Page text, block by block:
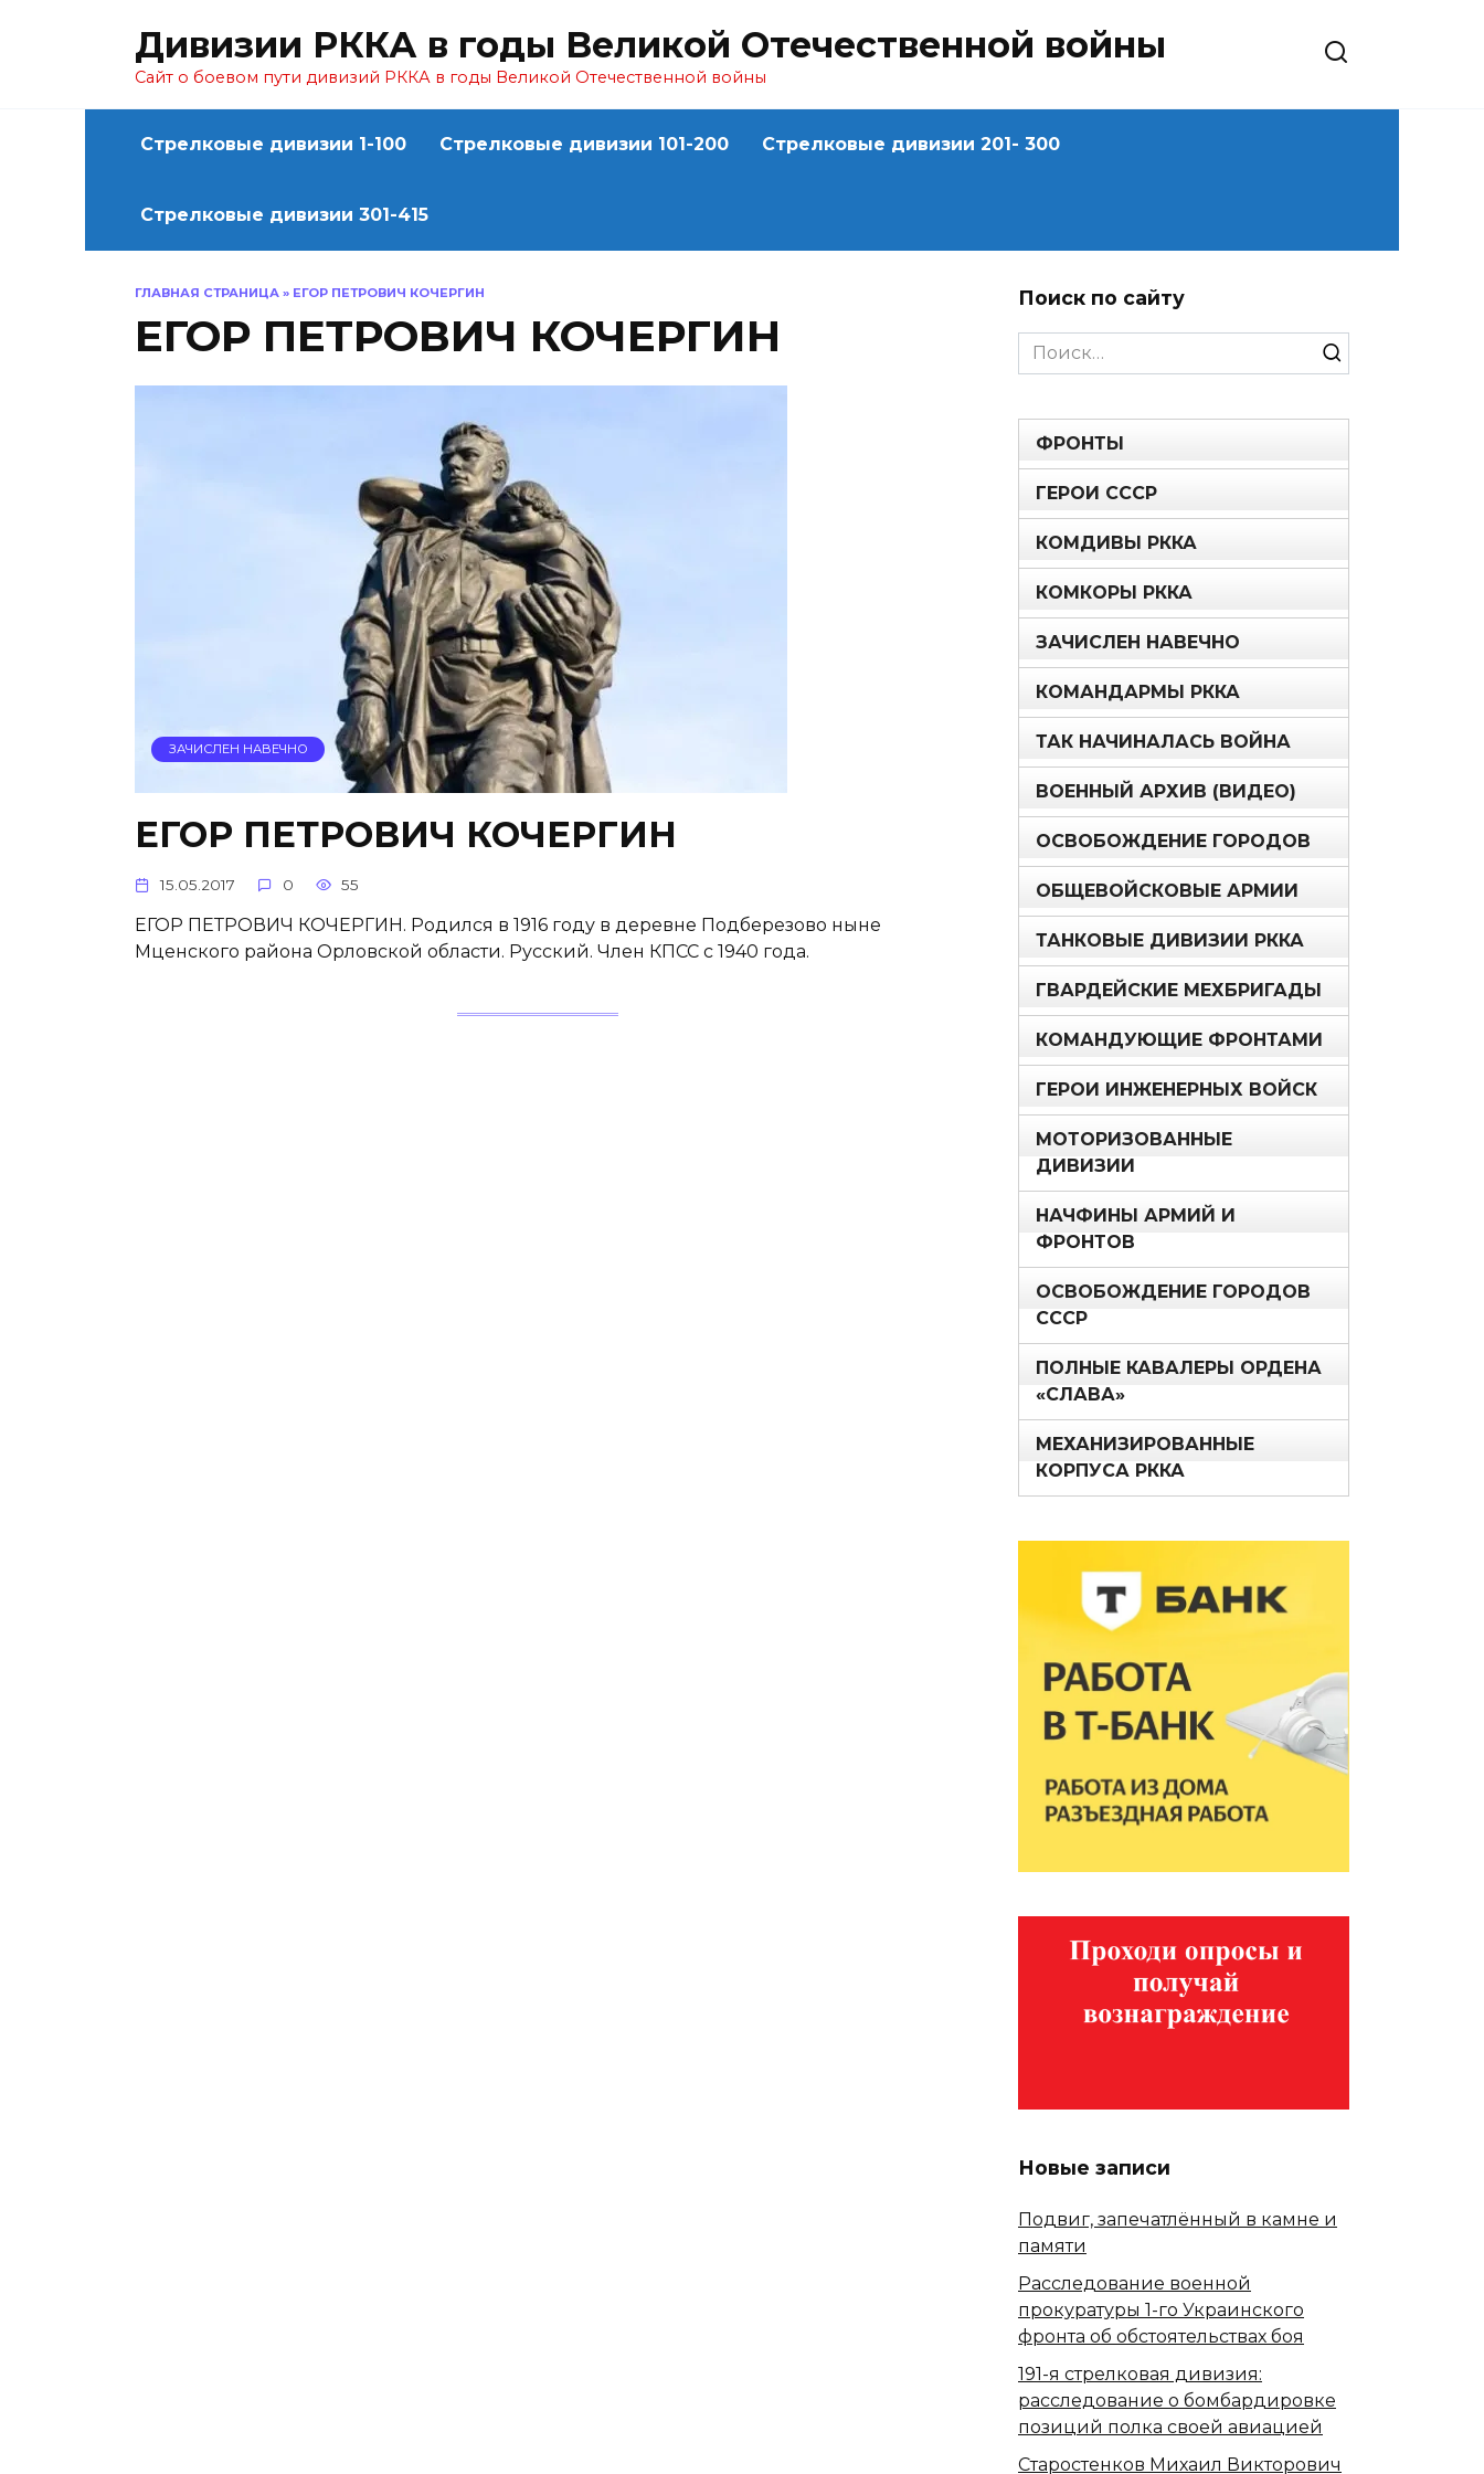
Дивизии РККА в годы Великой Отечественной войны
Сайт о боевом пути дивизий РККА в годы Великой Отечественной войны
Стрелковые дивизии 1-100 Стрелковые дивизии 101-200 Стрелковые дивизии 201- 300
Стрелковые дивизии 301-415
ГЛАВНАЯ СТРАНИЦА » ЕГОР ПЕТРОВИЧ КОЧЕРГИН
ЕГОР ПЕТРОВИЧ КОЧЕРГИН
ЗАЧИСЛЕН НАВЕЧНО
ЕГОР ПЕТРОВИЧ КОЧЕРГИН
15.05.2017 0 55
ЕГОР ПЕТРОВИЧ КОЧЕРГИН. Родился в 1916 году в деревне Подберезово ныне
Мценского района Орловской области. Русский. Член КПСС с 1940 года.
Поиск по сайту
Search
for:
ФРОНТЫ
ГЕРОИ СССР
КОМДИВЫ РККА
КОМКОРЫ РККА
ЗАЧИСЛЕН НАВЕЧНО
КОМАНДАРМЫ РККА
ТАК НАЧИНАЛАСЬ ВОЙНА
ВОЕННЫЙ АРХИВ (ВИДЕО)
ОСВОБОЖДЕНИЕ ГОРОДОВ
ОБЩЕВОЙСКОВЫЕ АРМИИ
ТАНКОВЫЕ ДИВИЗИИ РККА
ГВАРДЕЙСКИЕ МЕХБРИГАДЫ
КОМАНДУЮЩИЕ ФРОНТАМИ
ГЕРОИ ИНЖЕНЕРНЫХ ВОЙСК
МОТОРИЗОВАННЫЕ
ДИВИЗИИ
НАЧФИНЫ АРМИЙ И
ФРОНТОВ
ОСВОБОЖДЕНИЕ ГОРОДОВ
СССР
ПОЛНЫЕ КАВАЛЕРЫ ОРДЕНА
«СЛАВА»
МЕХАНИЗИРОВАННЫЕ
КОРПУСА РККА
Новые записи
Подвиг, запечатлённый в камне и
памяти
Расследование военной
прокуратуры 1-го Украинского
фронта об обстоятельствах боя
191-я стрелковая дивизия:
расследование о бомбардировке
позиций полка своей авиацией
Старостенков Михаил Викторович